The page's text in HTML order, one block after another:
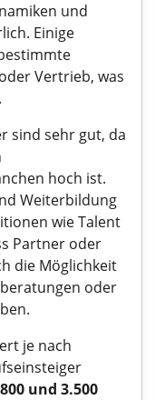
und
Einige
Vertrieb, was
sind sehr gut, da
hoch ist.
Weiterbildung
wie Talent
Partner oder
die Möglichkeit
oder
je nach
und 3.500